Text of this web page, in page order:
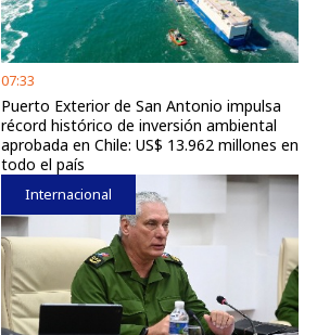
07:33
Puerto Exterior de San Antonio impulsa
récord histórico de inversión ambiental
aprobada en Chile: US$ 13.962 millones en
todo el país
Internacional